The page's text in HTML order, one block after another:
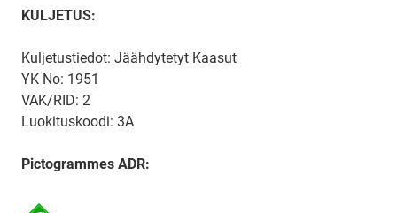
KULJETUS:
Kuljetustiedot: Jäähdytetyt Kaasut
YK No: 1951
VAK/RID: 2
Luokituskoodi: 3A
Pictogrammes ADR: